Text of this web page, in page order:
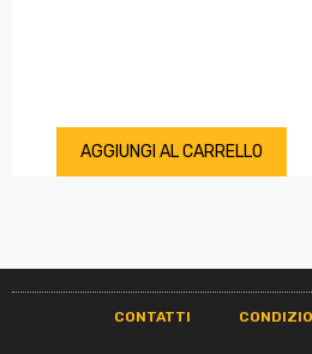
AGGIUNGI AL CARRELLO
CONTATTI